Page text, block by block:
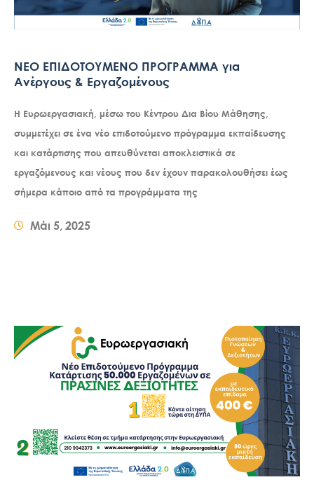
ΝΕΟ ΕΠΙΔΟΤΟΥΜΕΝΟ ΠΡΟΓΡΑΜΜΑ για
Ανέργους & Εργαζομένους
Η Ευρωεργασιακή, μέσω του Κέντρου Δια Βίου Μάθησης,
συμμετέχει σε ένα νέο επιδοτούμενο πρόγραμμα εκπαίδευσης
και κατάρτισης που απευθύνεται αποκλειστικά σε
εργαζόμενους και νέους που δεν έχουν παρακολουθήσει έως
σήμερα κάποιο από τα προγράμματα της
Μάι 5, 2025